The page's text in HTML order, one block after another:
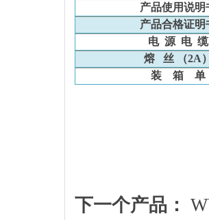
产品使用说明
产品合格证明
电 源 电 缆
熔
丝 （2A
装
箱 单
下一个产品：